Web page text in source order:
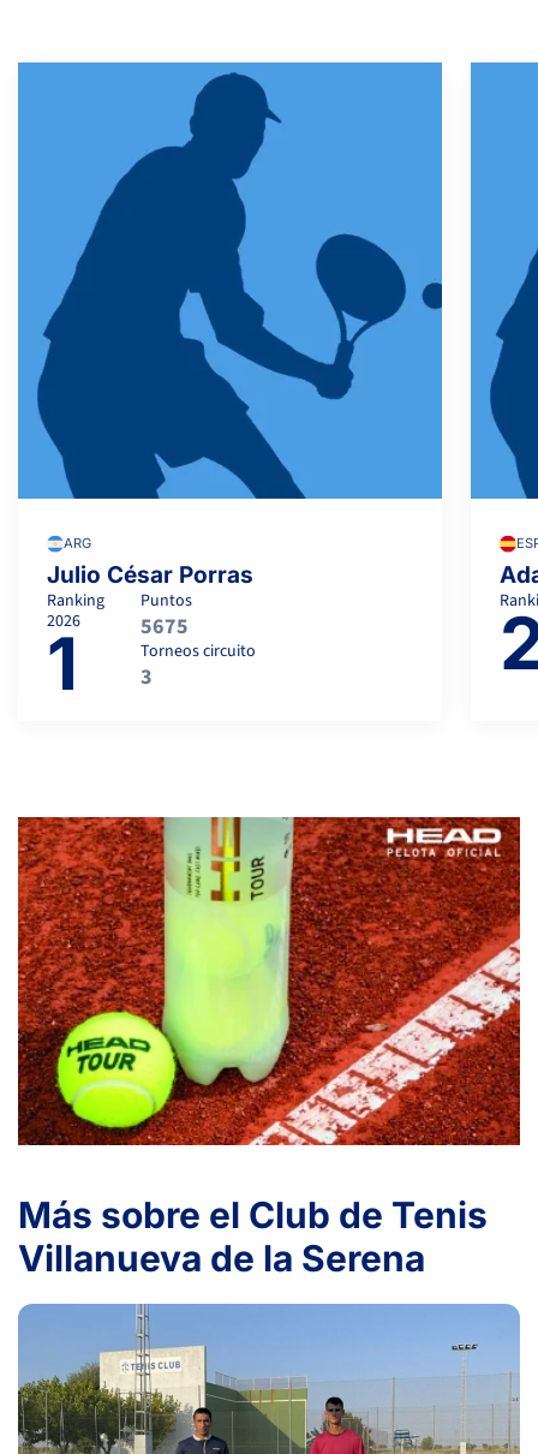
ARG
Julio César Porras
Ranking
2026
1
Puntos
5675
Torneos circuito
3
Más sobre el Club de Tenis
Villanueva de la Serena